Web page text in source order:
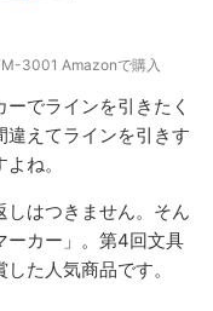
3001 Amazonで購入
でラインを引きたく
違えてラインを引きす
ね。
はつきません。そん
ーカー」。第4回文具
た人気商品です。